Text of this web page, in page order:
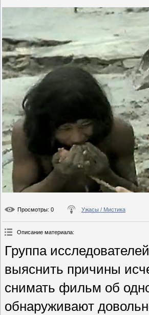
Просмотры: 0 Ужасы / Мистика
Описание материала:
Группа
выяснить причины
снимать фильм об
обнаруживают